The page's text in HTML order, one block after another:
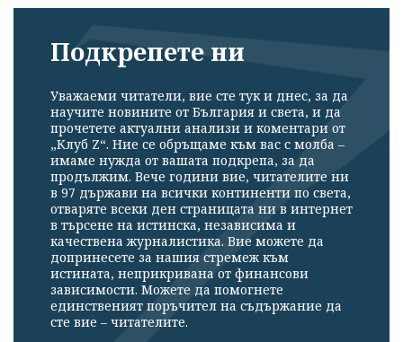
Подкрепете ни
Уважаеми читатели, вие сте тук и днес, за да
научите новините от България и света, и да
прочетете актуални анализи и коментари от
„Клуб Z“. Ние се обръщаме към вас с молба –
имаме нужда от вашата подкрепа, за да
продължим. Вече години вие, читателите ни
в 97 държави на всички континенти по света,
отваряте всеки ден страницата ни в интернет
в търсене на истинска, независима и
качествена журналистика. Вие можете да
допринесете за нашия стремеж към
истината, неприкривана от финансови
зависимости. Можете да помогнете
единственият поръчител на съдържание да
сте вие – читателите.